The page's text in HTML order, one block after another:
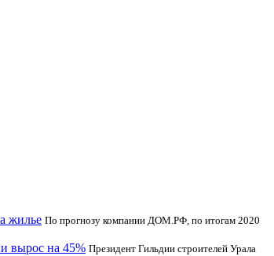
жилье По прогнозу компании ДОМ.РФ, по итогам 2020
вырос на 45% Президент Гильдии строителей Урала